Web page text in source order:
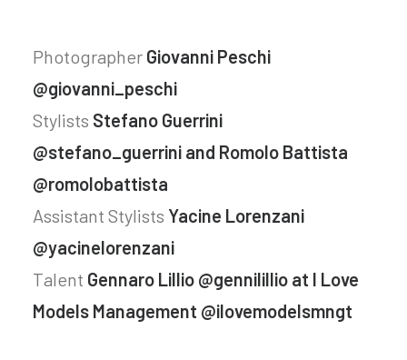
Photographer Giovanni Peschi
@giovanni_peschi
Stylists Stefano Guerrini
@stefano_guerrini and Romolo Battista
@romolobattista
Assistant Stylists Yacine Lorenzani
@yacinelorenzani
Talent Gennaro Lillio @gennilillio at I Love
Models Management @ilovemodelsmngt